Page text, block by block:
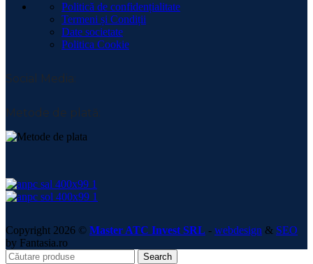
Politică de confidențialitate
Termeni și Condiții
Date societate
Politica Cookie
Social Media:
Metode de plată:
Copyright 2026 © Master ATC Invest SRL - webdesign & SEO
by Fantasia.ro
Search